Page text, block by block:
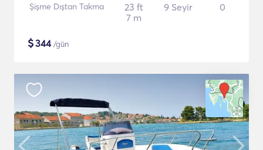
Şişme Dıştan Takma
23 ft
7 m
9 Seyir 0
$344/gün